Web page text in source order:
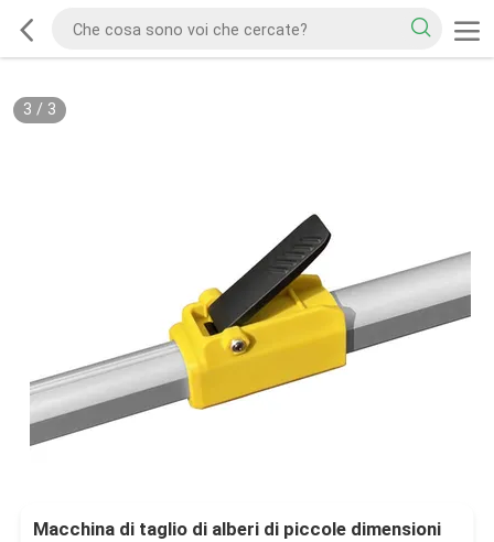
3 / 3
Macchina di taglio di alberi di piccole dimensioni